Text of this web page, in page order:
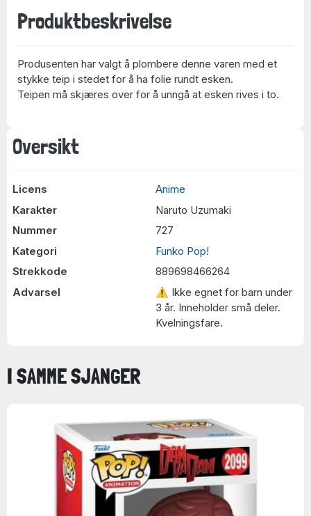
Oversikt
Licens
Anime
Karakter
Naruto Uzumaki
Nummer
727
Kategori
Funko Pop!
Strekkode
889698466264
Advarsel
⚠ Ikke egnet for barn under
3 år. Inneholder små deler.
Kvelningsfare.
Produktbeskrivelse
Produsenten har valgt å plombere denne varen med et
stykke teip i stedet for å ha folie rundt esken.
Teipen må skjæres over for å unngå at esken rives i to.
I SAMME SJANGER